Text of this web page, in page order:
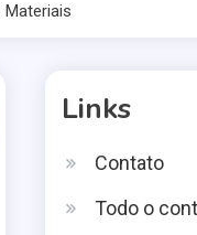
Materiais
Links
Contato
Todo o